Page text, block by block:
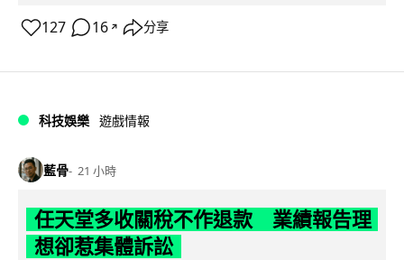
127 16 ↗ 分享
科技娛樂 遊戲情報
藍骨 21 小時
任天堂多收關稅不作退款 業績報告理
想卻惹集體訴訟